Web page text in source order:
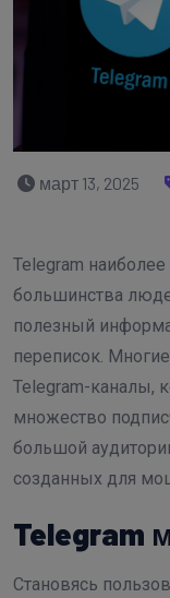
март 13, 2025
Telegram
большинства
полезный
переписок.
Telegram-каналы,
множество
большой
созданных для
Telegram
Становясь